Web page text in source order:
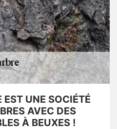
UNE SOCIÉTÉ
AVEC DES
À BEUXES !